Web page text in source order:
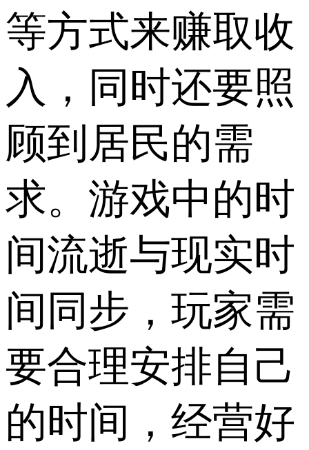
等方式来赚取收
入，同时还要照
顾到居民的需
求。游戏中的时
间流逝与现实时
间同步，玩家需
要合理安排自己
的时间，经营好